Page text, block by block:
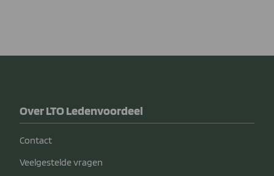
Over LTO Ledenvoordeel
Contact
Veelgestelde vragen